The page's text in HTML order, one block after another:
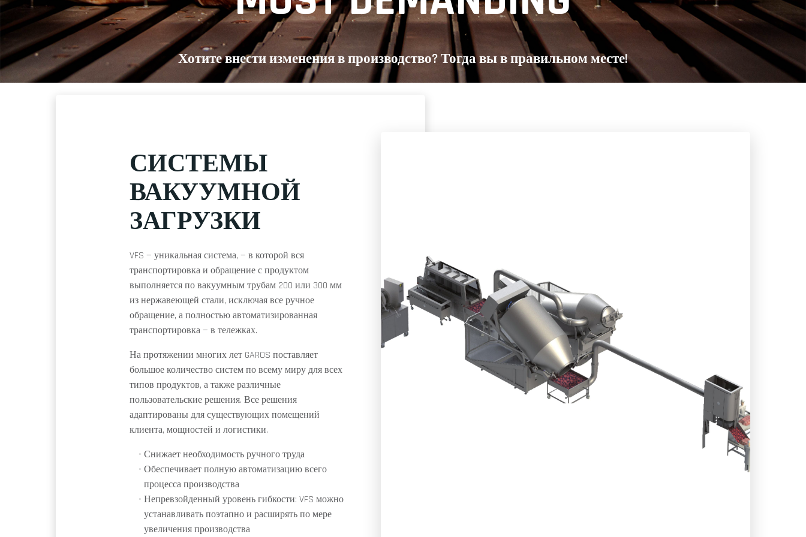
Хотите внести изменения в производство? Тогда вы в правильном месте!
СИСТЕМЫ
ВАКУУМНОЙ
ЗАГРУЗКИ
VFS — уникальная система, — в которой вся
транспортировка и обращение с продуктом
выполняется по вакуумным трубам 200 или 300 мм
из нержавеющей стали, исключая все ручное
обращение, а полностью автоматизированная
транспортировка — в тележках.
На протяжении многих лет GAROS поставляет
большое количество систем по всему миру для всех
типов продуктов, а также различные
пользовательские решения. Все решения
адаптированы для существующих помещений
клиента, мощностей и логистики.
Снижает необходимость ручного труда
Обеспечивает полную автоматизацию всего
процесса производства
Непревзойденный уровень гибкости: VFS можно
устанавливать поэтапно и расширять по мере
увеличения производства